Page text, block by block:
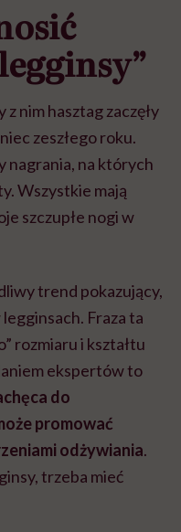
z nim hasztag zaczęły
zeszłego roku.
nagrania, na których
Wszystkie mają
szczupłe nogi w
trend pokazujący,
Fraza ta
rozmiaru i kształtu
ekspertów to
do
promować
odżywiania.
trzeba mieć